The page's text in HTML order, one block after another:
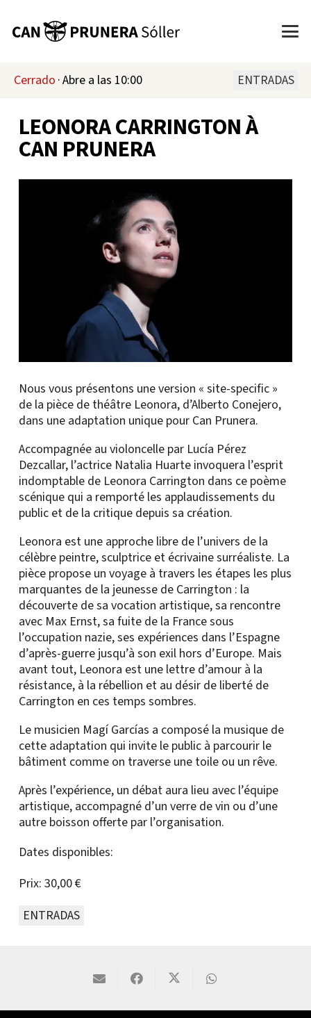
Cerrado ·Abre a las 10:00 ENTRADAS
LEONORA CARRINGTON À
CAN PRUNERA
Nous vous présentons une version « site-specific »
de la pièce de théâtre Leonora, d’Alberto Conejero,
dans une adaptation unique pour Can Prunera.
Accompagnée au violoncelle par Lucía Pérez
Dezcallar, l’actrice Natalia Huarte invoquera l’esprit
indomptable de Leonora Carrington dans ce poème
scénique qui a remporté les applaudissements du
public et de la critique depuis sa création.
Leonora est une approche libre de l’univers de la
célèbre peintre, sculptrice et écrivaine surréaliste. La
pièce propose un voyage à travers les étapes les plus
marquantes de la jeunesse de Carrington : la
découverte de sa vocation artistique, sa rencontre
avec Max Ernst, sa fuite de la France sous
l’occupation nazie, ses expériences dans l’Espagne
d’après-guerre jusqu’à son exil hors d’Europe. Mais
avant tout, Leonora est une lettre d’amour à la
résistance, à la rébellion et au désir de liberté de
Carrington en ces temps sombres.
Le musicien Magí Garcías a composé la musique de
cette adaptation qui invite le public à parcourir le
bâtiment comme on traverse une toile ou un rêve.
Après l’expérience, un débat aura lieu avec l’équipe
artistique, accompagné d’un verre de vin ou d’une
autre boisson offerte par l’organisation.
Dates disponibles:
Prix: 30,00 €
ENTRADAS